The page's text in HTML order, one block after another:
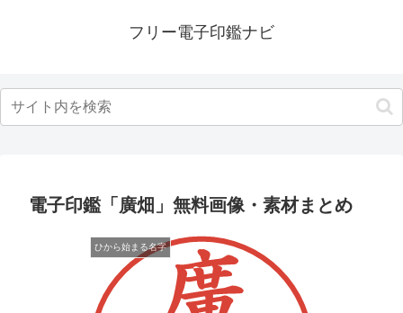
フリー電子印鑑ナビ
電子印鑑「廣畑」無料画像・素材まとめ
ひから始まる名字